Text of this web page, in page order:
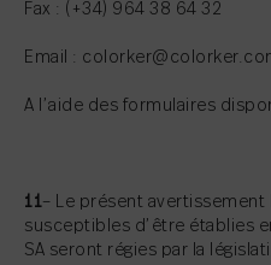
Fax : (+34) 964 38 64 32
Email :
A l’aide des formulaires
11– Le présent avertissement
susceptibles d’être établies
SA seront régies par la